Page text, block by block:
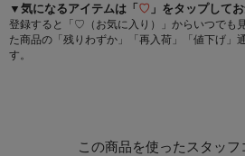
▼気になるアイテムは「♡ 」をタップして
登録すると「♡（お気に入り）」からいつでも
た商品の「残りわずか」「再入荷」「値下げ」
す。
この商品を使ったスタッフ